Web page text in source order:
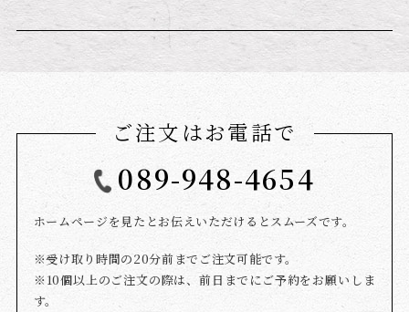
ご注文はお電話で
089-948-4654
ホームページを見たとお伝えいただけるとスムーズです。
※受け取り時間の20分前までご注文可能です。
※10個以上のご注文の際は、前日までにご予約をお願いしま
す。